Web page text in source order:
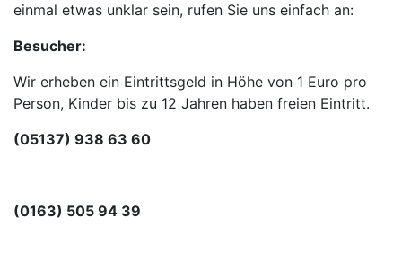
einmal etwas unklar sein, rufen Sie uns einfach an:
Besucher:
Wir erheben ein Eintrittsgeld in Höhe von 1 Euro pro
Person, Kinder bis zu 12 Jahren haben freien Eintritt.
(05137) 938 63 60
(0163) 505 94 39